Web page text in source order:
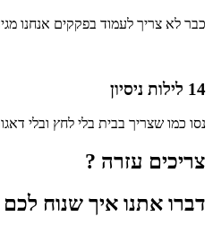
כבר לא צריך לעמוד בפקקים אנחנו
14 לילות ניסיון
נסו כמו שצריך בבית בלי לחץ ובלי
צריכים עזרה ?
דברו אתנו איך שנוח לכם